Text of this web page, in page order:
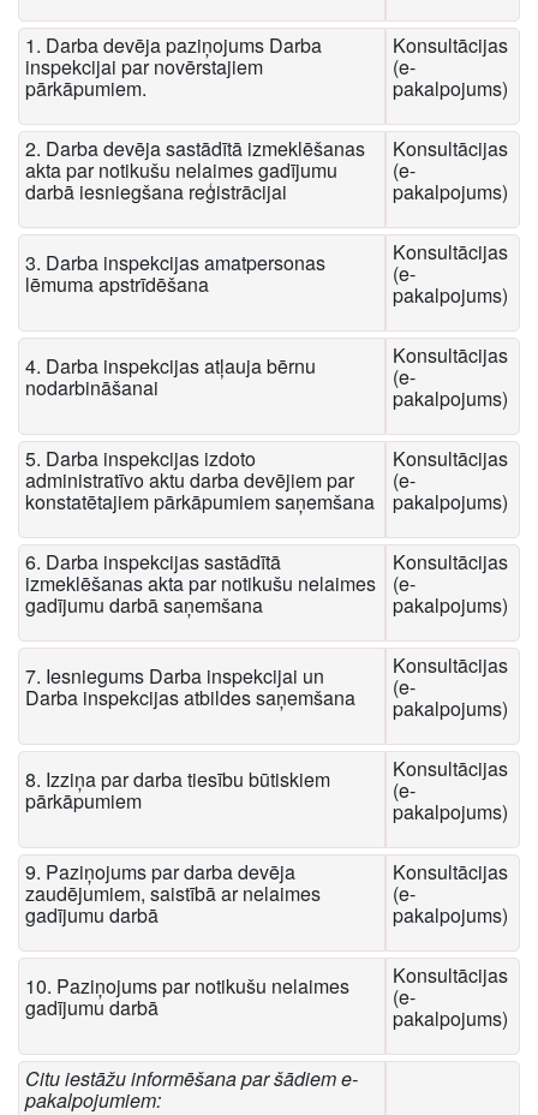
1. Darba devēja paziņojums Darba
inspekcijai par novērstajiem
pārkāpumiem.
Konsultācijas
(e-
pakalpojums)
2. Darba devēja sastādītā izmeklēšanas
akta par notikušu nelaimes gadījumu
darbā iesniegšana reģistrācijai
Konsultācijas
(e-
pakalpojums)
3. Darba inspekcijas amatpersonas
lēmuma apstrīdēšana
Konsultācijas
(e-
pakalpojums)
4. Darba inspekcijas atļauja bērnu
nodarbināšanai
Konsultācijas
(e-
pakalpojums)
5. Darba inspekcijas izdoto
administratīvo aktu darba devējiem par
konstatētajiem pārkāpumiem saņemšana
Konsultācijas
(e-
pakalpojums)
6. Darba inspekcijas sastādītā
izmeklēšanas akta par notikušu nelaimes
gadījumu darbā saņemšana
Konsultācijas
(e-
pakalpojums)
7. Iesniegums Darba inspekcijai un
Darba inspekcijas atbildes saņemšana
Konsultācijas
(e-
pakalpojums)
8. Izziņa par darba tiesību būtiskiem
pārkāpumiem
Konsultācijas
(e-
pakalpojums)
9. Paziņojums par darba devēja
zaudējumiem, saistībā ar nelaimes
gadījumu darbā
Konsultācijas
(e-
pakalpojums)
10. Paziņojums par notikušu nelaimes
gadījumu darbā
Konsultācijas
(e-
pakalpojums)
Citu iestāžu informēšana par šādiem e-
pakalpojumiem: